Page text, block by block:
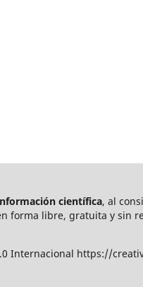
científica, al
forma libre, gratuita y sin
Internacional https://